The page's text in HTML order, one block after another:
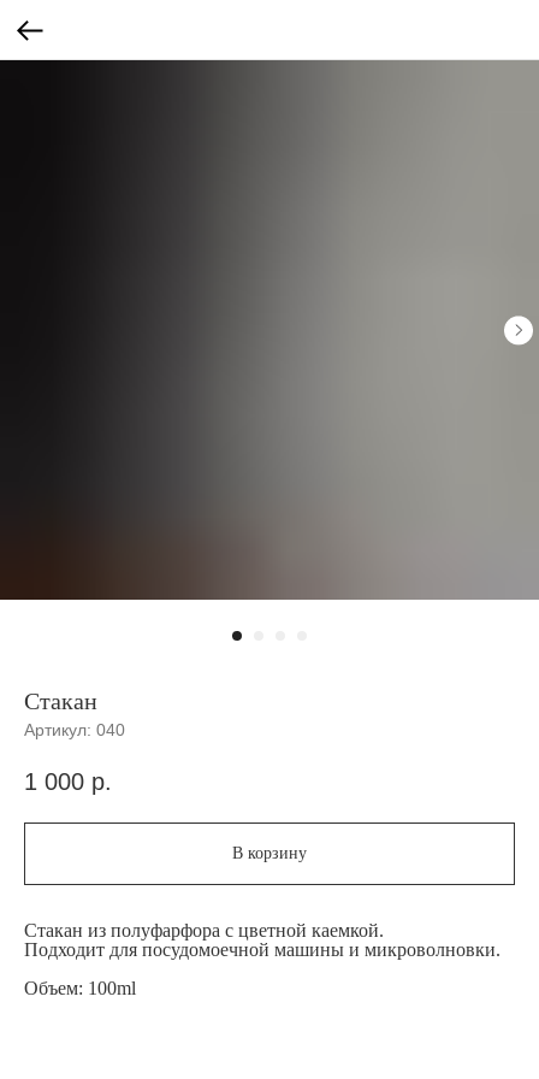
Стакан
Артикул: 040
1 000 р.
В корзину
Стакан из полуфарфора с цветной каемкой.
Подходит для посудомоечной машины и микроволновки.
Объем: 100ml